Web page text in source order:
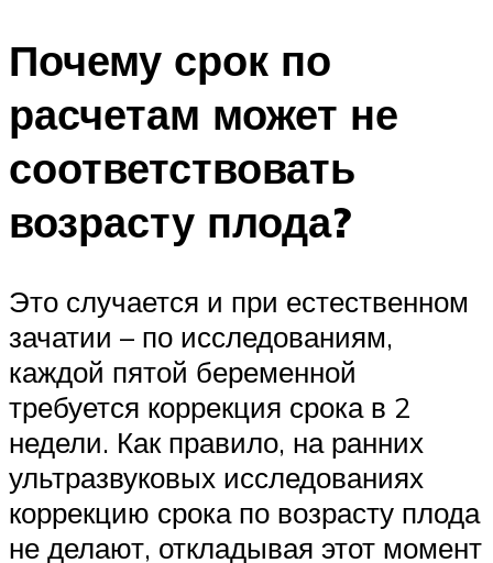
Почему срок по
расчетам может не
соответствовать
возрасту плода?
Это случается и при естественном
зачатии – по исследованиям,
каждой пятой беременной
требуется коррекция срока в 2
недели. Как правило, на ранних
ультразвуковых исследованиях
коррекцию срока по возрасту плода
не делают, откладывая этот момент